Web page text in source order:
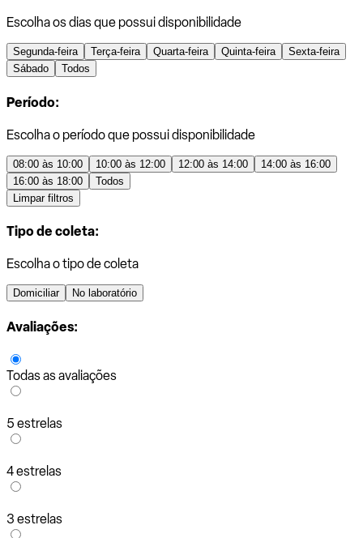
Escolha os dias que possui disponibilidade
Segunda-feira Terça-feira Quarta-feira Quinta-feira
Sexta-feira
Sábado
Todos
Período:
Escolha o período que possui disponibilidade
08:00 às 10:00 10:00 às 12:00 12:00 às 14:00
14:00 às 16:00
16:00 às 18:00
Todos
Limpar filtros
Tipo de coleta:
Escolha o tipo de coleta
Domiciliar No laboratório
Avaliações:
Todas as avaliações
5 estrelas
4 estrelas
3 estrelas